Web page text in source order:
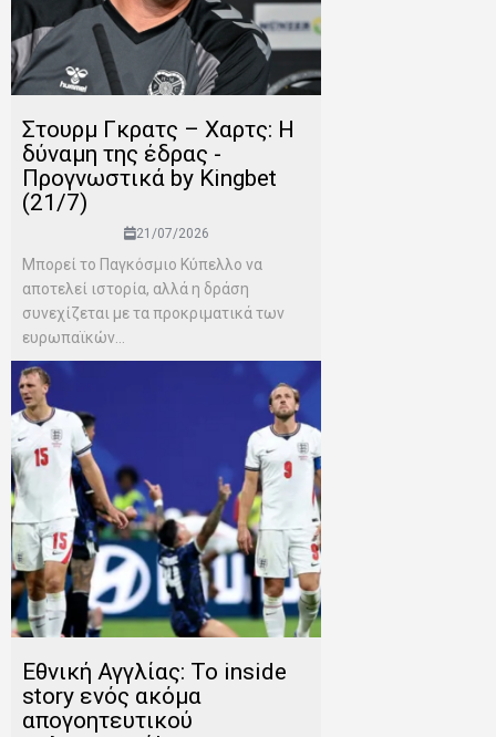
Στουρμ Γκρατς – Χαρτς: Η
δύναμη της έδρας -
Προγνωστικά by Kingbet
(21/7)
21/07/2026
Μπορεί το Παγκόσμιο Κύπελλο να
αποτελεί ιστορία, αλλά η δράση
συνεχίζεται με τα προκριματικά των
ευρωπαϊκών...
Εθνική Αγγλίας: Το inside
story ενός ακόμα
απογοητευτικού